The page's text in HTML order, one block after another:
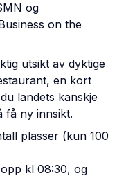
og
on the
utsikt av dyktige
en kort
landets kanskje
få ny innsikt.
plasser (kun 100
kl 08:30, og